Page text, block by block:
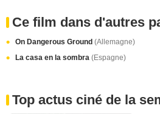
Ce film dans d'autres
On Dangerous Ground (Allemagne)
La casa en la sombra (Espagne)
Top actus ciné de la